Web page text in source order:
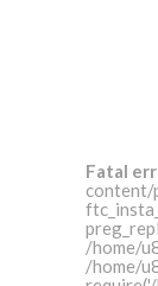
Fatal
content/
/home/
/home/